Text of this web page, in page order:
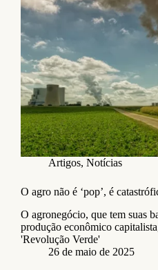
Artigos, Notícias
O agro não é ‘pop’, é
O agronegócio, que tem suas
produção econômico
'Revolução Verde'
26 de maio de 2025